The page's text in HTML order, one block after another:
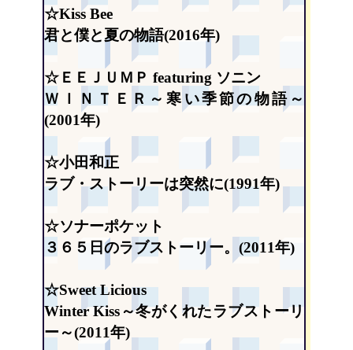
☆Kiss Bee
君と僕と夏の物語(2016年)
☆ＥＥＪＵＭＰ featuring ソニン
ＷＩＮＴＥＲ～寒い季節の物語～
(2001年)
☆小田和正
ラブ・ストーリーは突然に(1991年)
☆ソナーポケット
３６５日のラブストーリー。(2011年)
☆Sweet Licious
Winter Kiss～冬がくれたラブストーリ
ー～(2011年)